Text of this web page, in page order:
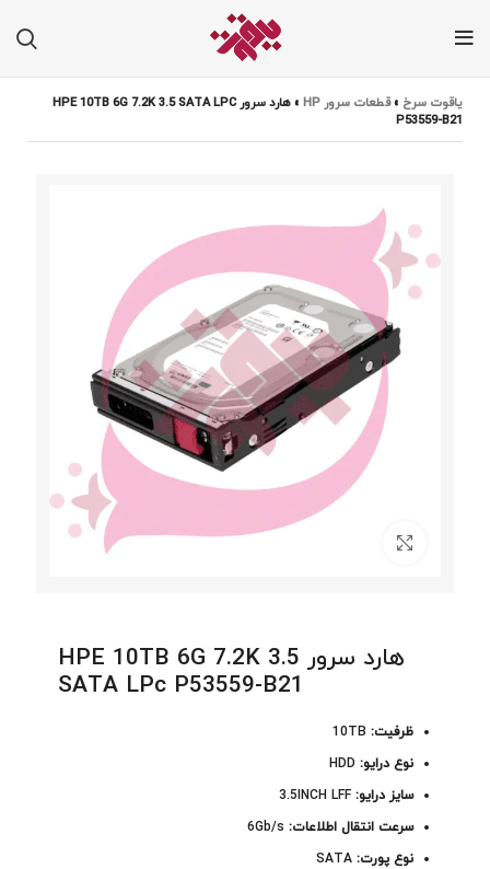
یاقوت سرخ »قطعات سرور HP »
هارد سرور HPE 10TB 6G 7.2K 3.5 SATA LPC
P53559-B21
برای بزرگنمایی کلیک کنید
هارد سرور HPE 10TB 6G 7.2K 3.5
SATA LPc P53559-B21
ظرفیت: 10TB
نوع درایو:
سایز درایو: 3.5INCH LFF
سرعت انتقال اطلاعات: 6Gb/s
نوع پورت: